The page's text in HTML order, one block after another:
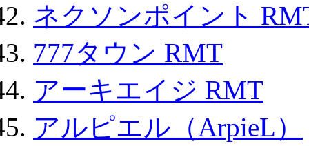
ネクソンポイント
777タウン RMT
アーキエイジ RMT
アルピエル（ArpieL）